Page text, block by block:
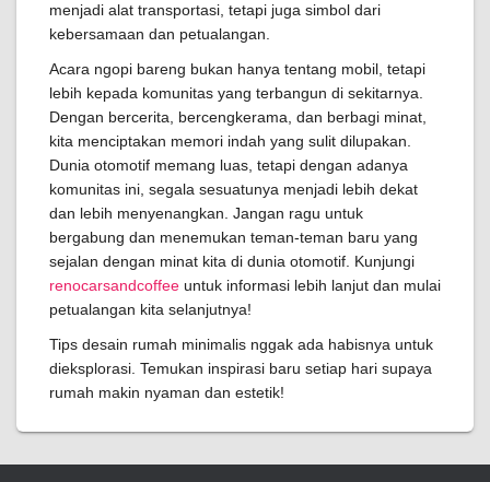
menjadi alat transportasi, tetapi juga simbol dari
kebersamaan dan petualangan.
Acara ngopi bareng bukan hanya tentang mobil, tetapi
lebih kepada komunitas yang terbangun di sekitarnya.
Dengan bercerita, bercengkerama, dan berbagi minat,
kita menciptakan memori indah yang sulit dilupakan.
Dunia otomotif memang luas, tetapi dengan adanya
komunitas ini, segala sesuatunya menjadi lebih dekat
dan lebih menyenangkan. Jangan ragu untuk
bergabung dan menemukan teman-teman baru yang
sejalan dengan minat kita di dunia otomotif. Kunjungi
renocarsandcoffee untuk informasi lebih lanjut dan mulai
petualangan kita selanjutnya!
Tips desain rumah minimalis nggak ada habisnya untuk
dieksplorasi. Temukan inspirasi baru setiap hari supaya
rumah makin nyaman dan estetik!